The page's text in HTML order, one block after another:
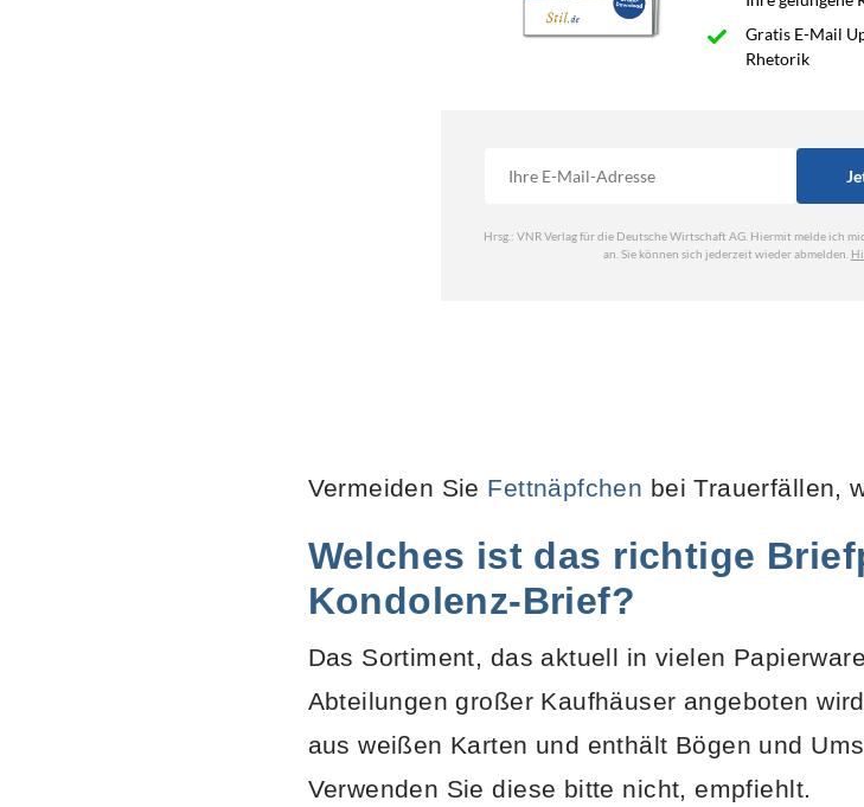
Vermeiden Sie Fettnäpfchen bei Trauerfällen,
Welches ist das richtige
Kondolenz-Brief?
Das Sortiment, das aktuell in vielen
Abteilungen großer Kaufhäuser angeboten
aus weißen Karten und enthält Bögen und
Verwenden Sie diese bitte nicht, empfiehlt.